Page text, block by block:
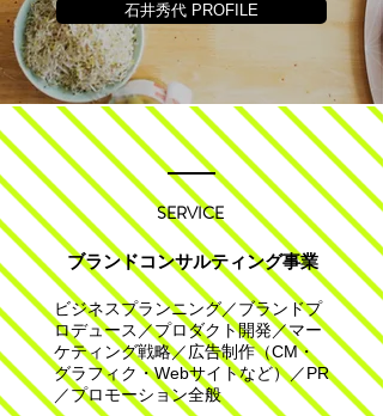
石井秀代 PROFILE
SERVICE
ブランドコンサルティング事業
ビジネスプランニング／ブランドプ
ロデュース／プロダクト開発／マー
ケティング戦略／広告制作（CM・
グラフィク・Webサイトなど）／PR
／プロモーション全般